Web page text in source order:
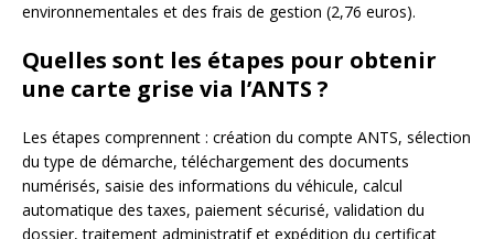
environnementales et des frais de gestion (2,76 euros).
Quelles sont les étapes pour obtenir
une carte grise via l’ANTS ?
Les étapes comprennent : création du compte ANTS, sélection
du type de démarche, téléchargement des documents
numérisés, saisie des informations du véhicule, calcul
automatique des taxes, paiement sécurisé, validation du
dossier, traitement administratif et expédition du certificat